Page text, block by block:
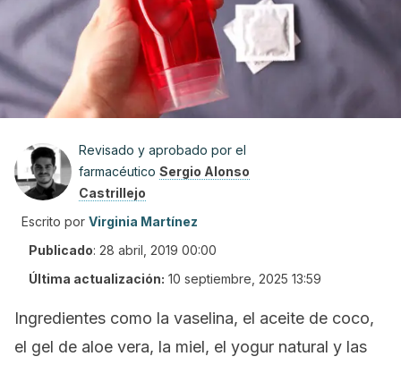
Revisado y aprobado por el
farmacéutico Sergio Alonso
Castrillejo
Escrito por Virginia Martínez
Publicado: 28 abril, 2019 00:00
Última actualización: 10 septiembre, 2025 13:59
Ingredientes como la vaselina, el aceite de coco,
el gel de aloe vera, la miel, el yogur natural y las